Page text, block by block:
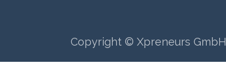
Copyright © Xpreneurs GmbH